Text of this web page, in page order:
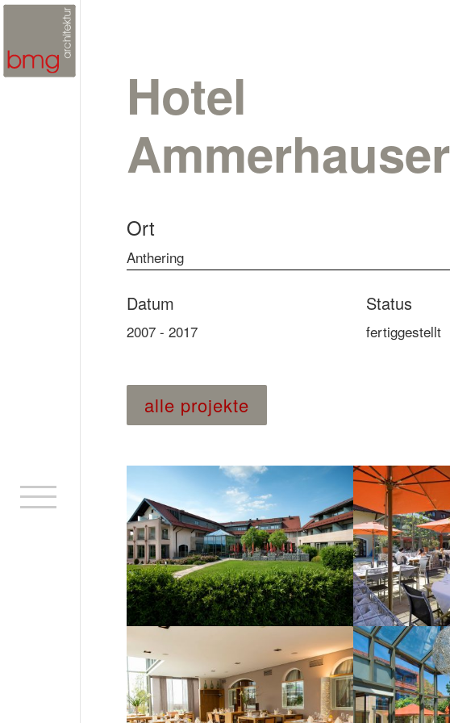
Hotel
Ammerhauser
Ort
Anthering
Datum
2007 - 2017
Status
fertiggestellt
alle projekte